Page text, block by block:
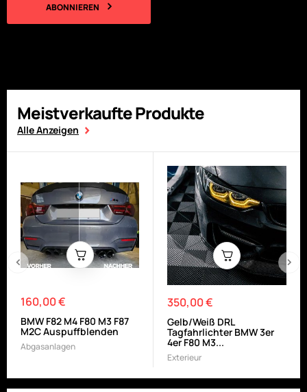
ABONNIEREN
Meistverkaufte Produkte
Alle Anzeigen
Preis
160,00 €
BMW F82 M4 F80 M3 F87
M2C Auspuffblenden
Abgasanlagen
Preis
350,00 €
Gelb/Weiß DRL
Tagfahrlichter BMW 3er
4er F80 M3...
Exterieur
›